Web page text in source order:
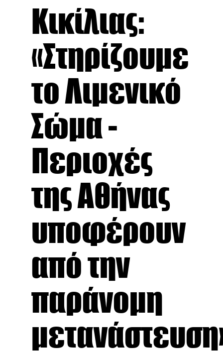
Κικίλιας:
«Στηρίζουμε
το Λιμενικό
Σώμα -
Περιοχές
της Αθήνας
υποφέρουν
από την
παράνομη